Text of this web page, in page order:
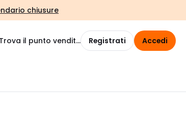
chiusure
Trova il punto vendita Registrati Accedi